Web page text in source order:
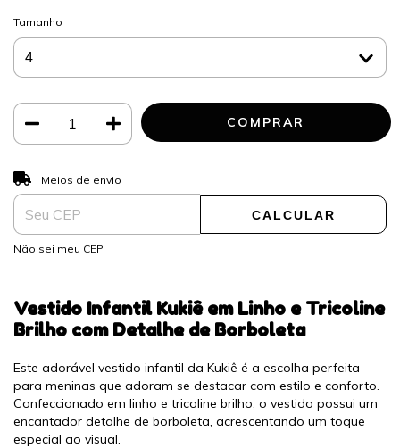
Tamanho
Entregas para o CEP:
Meios de envio
CALCULAR
Não sei meu CEP
Vestido Infantil Kukiê em Linho e Tricoline
Brilho com Detalhe de Borboleta
Este adorável vestido infantil da Kukiê é a escolha perfeita
para meninas que adoram se destacar com estilo e conforto.
Confeccionado em linho e tricoline brilho, o vestido possui um
encantador detalhe de borboleta, acrescentando um toque
especial ao visual.